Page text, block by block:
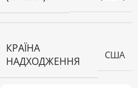
КРАЇНА
НАДХОДЖЕННЯ
США